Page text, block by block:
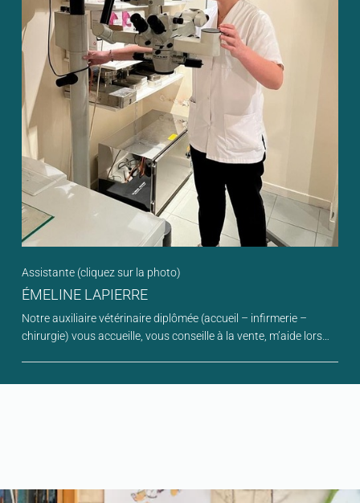
Assistante (cliquez sur la photo)
ÉMELINE LAPIERRE
Notre auxiliaire vétérinaire diplômée (accueil – infirmerie –
chirurgie) vous accueille, vous conseille à la vente, m’aide lors